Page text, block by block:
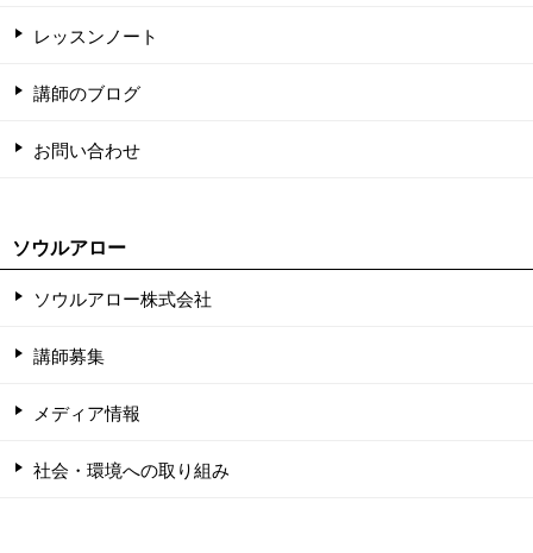
レッスンノート
講師のブログ
お問い合わせ
ソウルアロー
ソウルアロー株式会社
講師募集
メディア情報
社会・環境への取り組み